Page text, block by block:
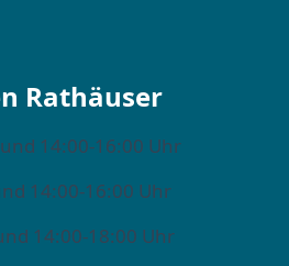
Rathäuser
14:00-16:00 Uhr
14:00-16:00 Uhr
14:00-18:00 Uhr